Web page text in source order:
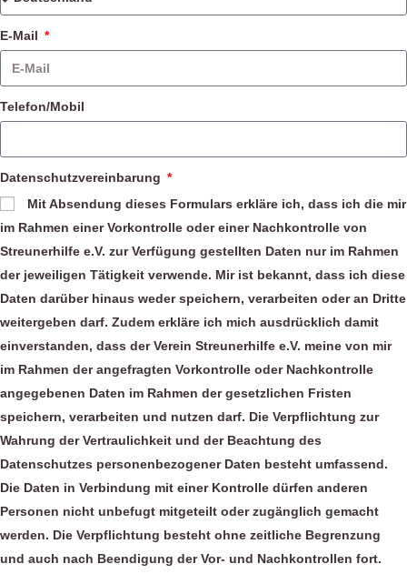
E-Mail
Telefon/Mobil
Datenschutzvereinbarung
Mit Absendung dieses Formulars erkläre ich, dass ich die mir
im Rahmen einer Vorkontrolle oder einer Nachkontrolle von
Streunerhilfe e.V. zur Verfügung gestellten Daten nur im Rahmen
der jeweiligen Tätigkeit verwende. Mir ist bekannt, dass ich diese
Daten darüber hinaus weder speichern, verarbeiten oder an Dritte
weitergeben darf. Zudem erkläre ich mich ausdrücklich damit
einverstanden, dass der Verein Streunerhilfe e.V. meine von mir
im Rahmen der angefragten Vorkontrolle oder Nachkontrolle
angegebenen Daten im Rahmen der gesetzlichen Fristen
speichern, verarbeiten und nutzen darf. Die Verpflichtung zur
Wahrung der Vertraulichkeit und der Beachtung des
Datenschutzes personenbezogener Daten besteht umfassend.
Die Daten in Verbindung mit einer Kontrolle dürfen anderen
Personen nicht unbefugt mitgeteilt oder zugänglich gemacht
werden. Die Verpflichtung besteht ohne zeitliche Begrenzung
und auch nach Beendigung der Vor- und Nachkontrollen fort.